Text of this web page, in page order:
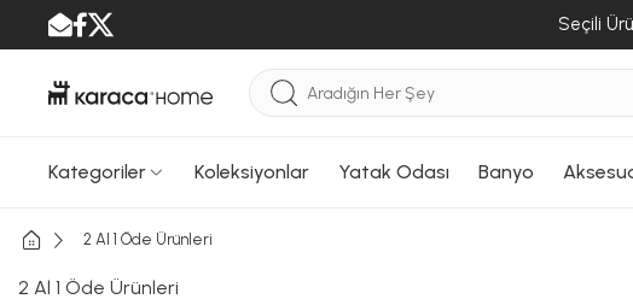
Seçili
Kategoriler Koleksiyonlar Yatak Odası Banyo
2 Al 1 Öde Ürünleri
2 Al 1 Öde Ürünleri